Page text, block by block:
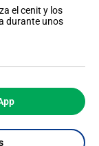
el cenit y los
durante unos